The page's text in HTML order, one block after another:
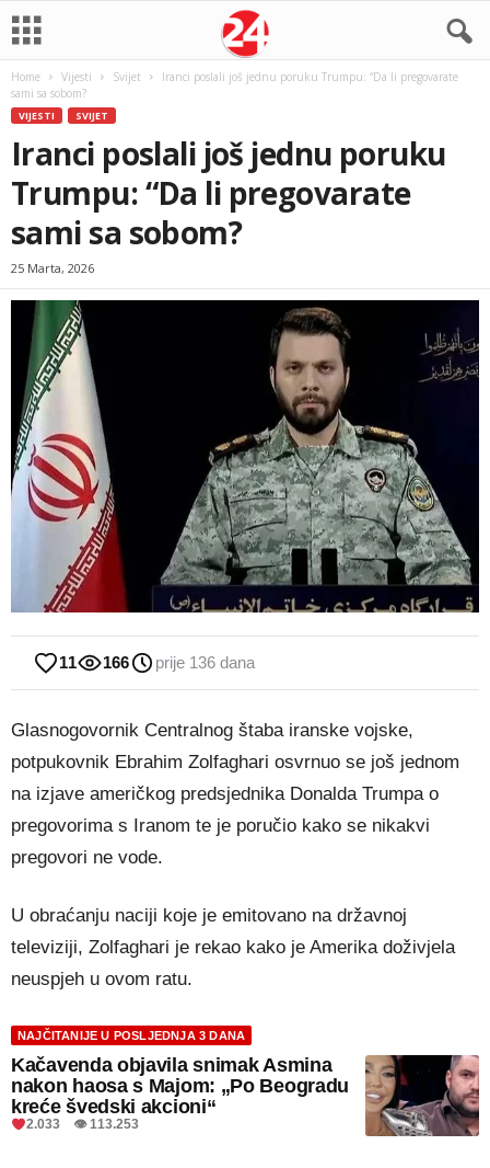
Home Vijesti Svijet
Iranci poslali još jednu poruku Trumpu: “Da li pregovarate
sami sa sobom?
VIJESTI SVIJET
Iranci poslali još jednu poruku
Trumpu: “Da li pregovarate
sami sa sobom?
25 Marta, 2026
11 166 prije 136 dana
Glasnogovornik Centralnog štaba iranske vojske,
potpukovnik Ebrahim Zolfaghari osvrnuo se još jednom
na izjave američkog predsjednika Donalda Trumpa o
pregovorima s Iranom te je poručio kako se nikakvi
pregovori ne vode.
U obraćanju naciji koje je emitovano na državnoj
televiziji, Zolfaghari je rekao kako je Amerika doživjela
neuspjeh u ovom ratu.
NAJČITANIJE U POSLJEDNJA 3 DANA
Kačavenda objavila snimak Asmina
nakon haosa s Majom: „Po Beogradu
kreće švedski akcioni“
2.033 👁 113.253